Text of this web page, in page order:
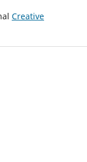
Creative